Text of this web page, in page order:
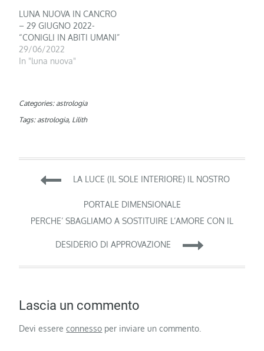
LUNA NUOVA IN CANCRO
– 29 GIUGNO 2022-
“CONIGLI IN ABITI UMANI”
29/06/2022
In "luna nuova"
Categories: astrologia
Tags: astrologia, Lilith
Navigazione
articoli
LA LUCE (IL SOLE INTERIORE) IL NOSTRO
PORTALE DIMENSIONALE
PERCHE’ SBAGLIAMO A SOSTITUIRE L’AMORE CON IL
DESIDERIO DI APPROVAZIONE
Lascia un commento
Devi essereconnesso per inviare un commento.